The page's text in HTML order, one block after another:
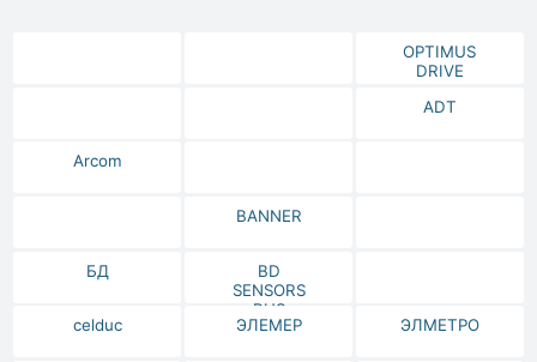
OPTIMUS
DRIVE
ADT
Arcom
BANNER
БД
BD
SENSORS
RUS
celduc
ЭЛЕМЕР ЭЛМЕТРО